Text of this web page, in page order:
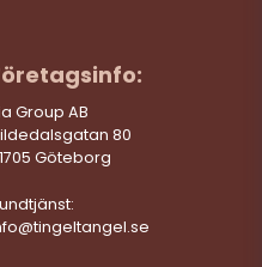
Group AB
80
Göteborg